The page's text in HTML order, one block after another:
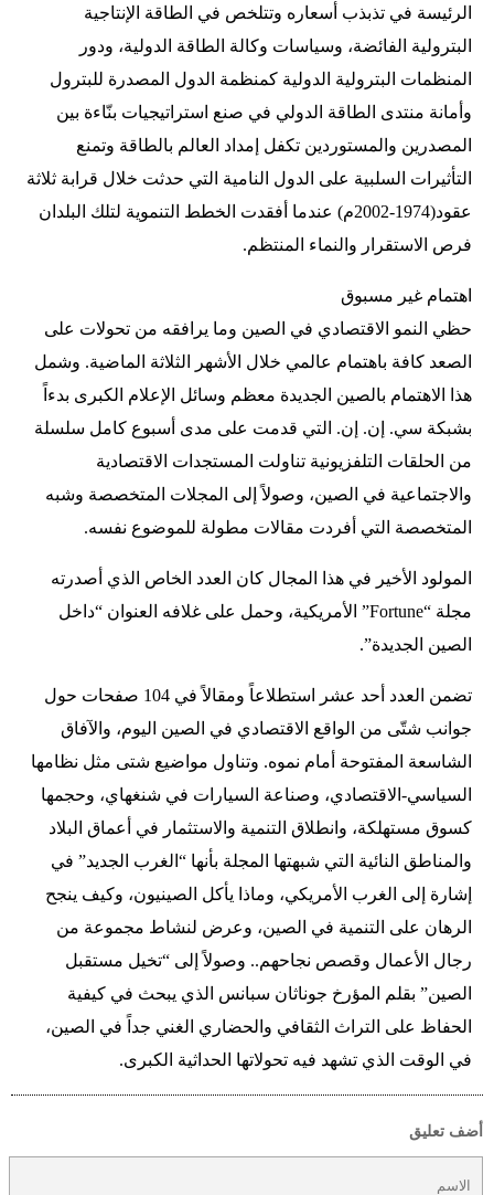
الرئيسة في تذبذب أسعاره وتتلخص في الطاقة الإنتاجية
البترولية الفائضة، وسياسات وكالة الطاقة الدولية، ودور
المنظمات البترولية الدولية كمنظمة الدول المصدرة للبترول
وأمانة منتدى الطاقة الدولي في صنع استراتيجيات بنّاءة بين
المصدرين والمستوردين تكفل إمداد العالم بالطاقة وتمنع
التأثيرات السلبية على الدول النامية التي حدثت خلال قرابة ثلاثة
عقود(1974-2002م) عندما أفقدت الخطط التنموية لتلك البلدان
فرص الاستقرار والنماء المنتظم.
اهتمام غير مسبوق
حظي النمو الاقتصادي في الصين وما يرافقه من تحولات على
الصعد كافة باهتمام عالمي خلال الأشهر الثلاثة الماضية. وشمل
هذا الاهتمام بالصين الجديدة معظم وسائل الإعلام الكبرى بدءاً
بشبكة سي. إن. إن. التي قدمت على مدى أسبوع كامل سلسلة
من الحلقات التلفزيونية تناولت المستجدات الاقتصادية
والاجتماعية في الصين، وصولاً إلى المجلات المتخصصة وشبه
المتخصصة التي أفردت مقالات مطولة للموضوع نفسه.
المولود الأخير في هذا المجال كان العدد الخاص الذي أصدرته
مجلة “Fortune” الأمريكية، وحمل على غلافه العنوان “داخل
الصين الجديدة”.
تضمن العدد أحد عشر استطلاعاً ومقالاً في 104 صفحات حول
جوانب شتّى من الواقع الاقتصادي في الصين اليوم، والآفاق
الشاسعة المفتوحة أمام نموه. وتناول مواضيع شتى مثل نظامها
السياسي-الاقتصادي، وصناعة السيارات في شنغهاي، وحجمها
كسوق مستهلكة، وانطلاق التنمية والاستثمار في أعماق البلاد
والمناطق النائية التي شبهتها المجلة بأنها “الغرب الجديد” في
إشارة إلى الغرب الأمريكي، وماذا يأكل الصينيون، وكيف ينجح
الرهان على التنمية في الصين، وعرض لنشاط مجموعة من
رجال الأعمال وقصص نجاحهم.. وصولاً إلى “تخيل مستقبل
الصين” بقلم المؤرخ جوناثان سبانس الذي يبحث في كيفية
الحفاظ على التراث الثقافي والحضاري الغني جداً في الصين،
في الوقت الذي تشهد فيه تحولاتها الحداثية الكبرى.
أضف تعليق